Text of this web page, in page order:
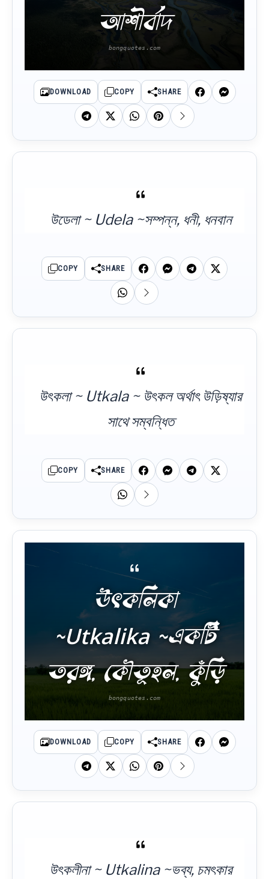
আশীর্বাদ
DOWNLOAD COPY SHARE
উডেলা ~ Udela ~সম্পন্ন, ধনী, ধনবান
COPY SHARE
উৎকলা ~ Utkala ~ উৎকল অর্থাৎ উড়িষ্যার
সাথে সম্বন্ধিত
COPY SHARE
উৎকলিকা
~Utkalika ~একটি
তরঙ্গ, কৌতূহল, কুঁড়ি
DOWNLOAD COPY SHARE
উৎকলীনা ~ Utkalina ~ভব্য, চমৎকার